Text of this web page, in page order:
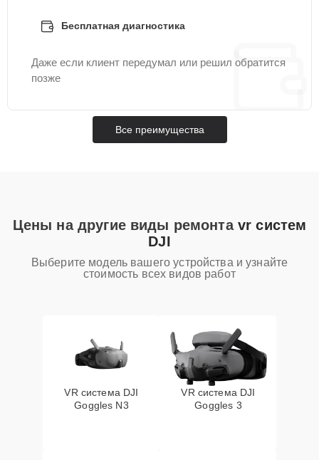
Бесплатная диагностика
Даже если клиент передумал или решил обратится
позже
Все преимущества
Цены на другие виды ремонта vr систем
DJI
Выберите модель вашего устройства и узнайте
стоимость всех видов работ
VR система DJI
Goggles N3
VR система DJI
Goggles 3